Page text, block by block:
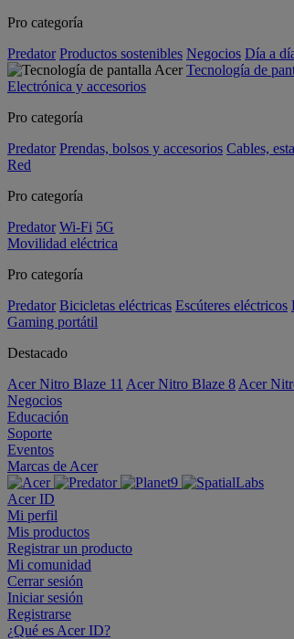
Pro categoría
Predator Productos sostenibles Negocios Día a
Tecnología de
Electrónica y accesorios
Pro categoría
Predator Prendas, bolsos y accesorios Cables,
Red
Pro categoría
Predator Wi-Fi 5G
Movilidad eléctrica
Pro categoría
Predator Bicicletas eléctricas Escúteres eléctricos
Gaming portátil
Destacado
Acer Nitro Blaze 11 Acer Nitro Blaze 8 Acer
Negocios
Educación
Soporte
Eventos
Marcas de Acer
Acer ID
Mi perfil
Mis productos
Registrar un producto
Mi comunidad
Cerrar sesión
Iniciar sesión
Registrarse
¿Qué es Acer ID?